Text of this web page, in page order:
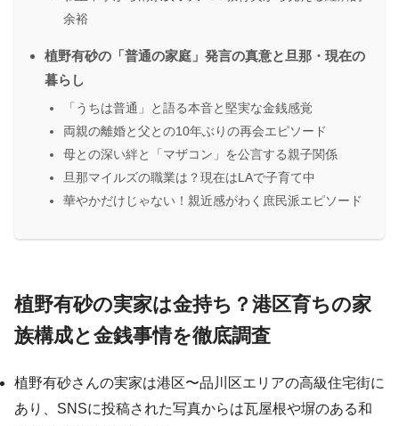
余裕
植野有砂の「普通の家庭」発言の真意と旦那・現在の
暮らし
「うちは普通」と語る本音と堅実な金銭感覚
両親の離婚と父との10年ぶりの再会エピソード
母との深い絆と「マザコン」を公言する親子関係
旦那マイルズの職業は？現在はLAで子育て中
華やかだけじゃない！親近感がわく庶民派エピソード
植野有砂の実家は金持ち？港区育ちの家
族構成と金銭事情を徹底調査
植野有砂さんの実家は港区〜品川区エリアの高級住宅街に
あり、SNSに投稿された写真からは瓦屋根や塀のある和